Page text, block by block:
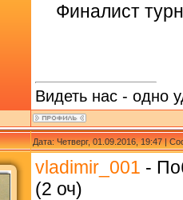
Финалист
Видеть нас - одно
Дата: Четверг, 01.09.2016, 19:47 |
vladimir_001 -
(2 оч)